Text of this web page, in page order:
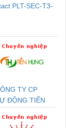
PLT-SEC-T3-
TY CP
ĐỘNG TIẾN